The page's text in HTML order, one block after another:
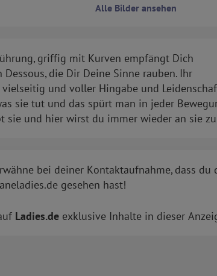
Alle Bilder ansehen
griffig mit Kurven empfängt Dich
die Dir Deine Sinne rauben. Ihr
vielseitig und voller Hingabe und
sie tut und das spürt man in jeder
sie und hier wirst du immer wieder an sie
bei deiner Kontaktaufnahme, dass du
gesehen hast!
Ladies.de exklusive Inhalte in dieser